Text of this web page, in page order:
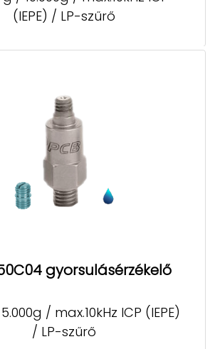
(IEPE) / LP-szűrő
gyorsulásérzékelő
/ max.10kHz ICP (IEPE)
/ LP-szűrő